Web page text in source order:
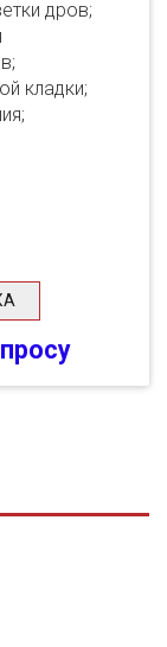
дров;
кладки;